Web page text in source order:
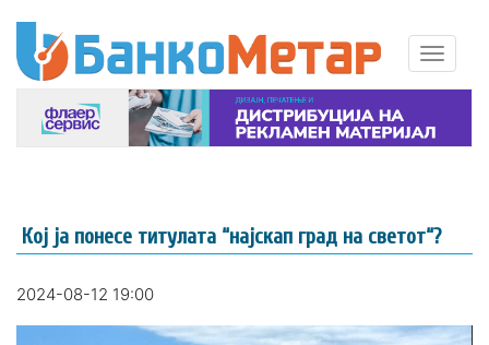
Кој ја понесе титулата “најскап град на светот“?
2024-08-12 19:00